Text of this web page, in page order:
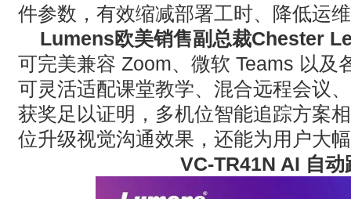
件参数，有效缩减部署工时、降低运
Lumens欧美销售副总裁Chester
可完美兼容 Zoom、微软 Teams 以及
可灵活适配课堂教学、混合远程会议
获奖足以证明，多机位智能追踪方案
位升级视觉沟通效果，还能为用户大
VC-TR41N AI 自